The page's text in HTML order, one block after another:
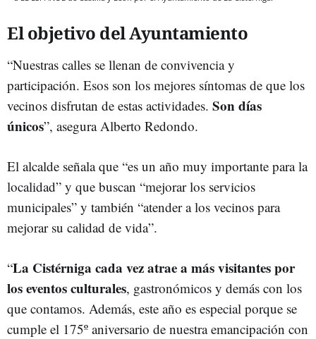
El objetivo del Ayuntamiento
“Nuestras calles se llenan de convivencia y
participación. Esos son los mejores síntomas de que los
vecinos disfrutan de estas actividades. Son días
únicos”, asegura Alberto Redondo.
El alcalde señala que “es un año muy importante para la
localidad” y que buscan “mejorar los servicios
municipales” y también “atender a los vecinos para
mejorar su calidad de vida”.
“La Cistérniga cada vez atrae a más visitantes por
los eventos culturales, gastronómicos y demás con los
que contamos. Además, este año es especial porque se
cumple el 175º aniversario de nuestra emancipación con